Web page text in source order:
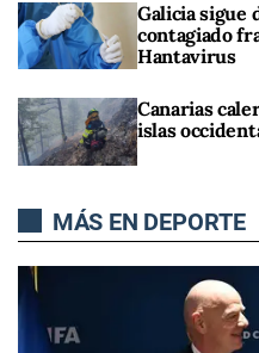
Galicia sigue
contagiado
Hantavirus
Canarias
islas
MÁS EN DEPORTE